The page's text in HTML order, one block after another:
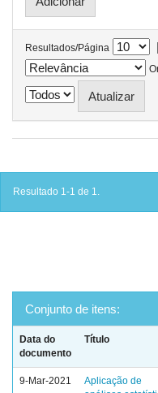
Resultados/Página
Resultado 1-1 de 1.
Conjunto de itens:
Data do
documento
Título
9-Mar-2021
Aplicação de